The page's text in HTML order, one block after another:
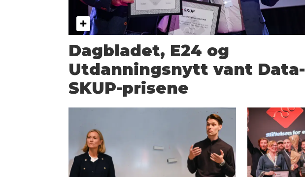
Dagbladet, E24 og
Utdanningsnytt vant Data-
SKUP-prisene